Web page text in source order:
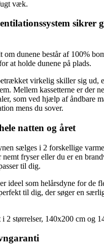
væk.
sikrer
dunene består af 100%
at holde dunene på plads.
virkelig skiller sig ud,
Mellem kassetterne er der
som ved hjælp af åndbare
mens du sover.
natten og året
sælges i 2 forskellige
nemt fryser eller du er en
til dig.
ideel som helårsdyne for de
til dig, der søger en
2 størrelser, 140x200 cm og